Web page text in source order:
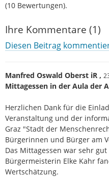
(10 Bewertungen).
Ihre Kommentare (1)
Diesen Beitrag
Manfred Oswald Oberst iR ,
Mittagessen in der Aula der
Herzlichen Dank für die
Veranstaltung und der
Graz "Stadt der
Bürgerinnen und Bürger am
Das Mittagessen war sehr
Bürgermeisterin Elke Kahr
Wertschätzung.